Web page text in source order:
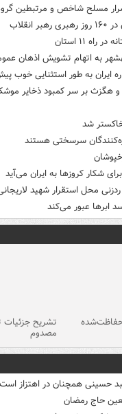
۱۱ استان
ایران به طور استثنایی خوب
هگزث بر سر کمبود ذخایر
سرسختی هستند
شکار کروزها به ایران می‌آید
محل استقرار شهید
سد ابرها عبور می‌کند
مصدوم
حسینی همچنان در اهتزاز است
حاج رمضان